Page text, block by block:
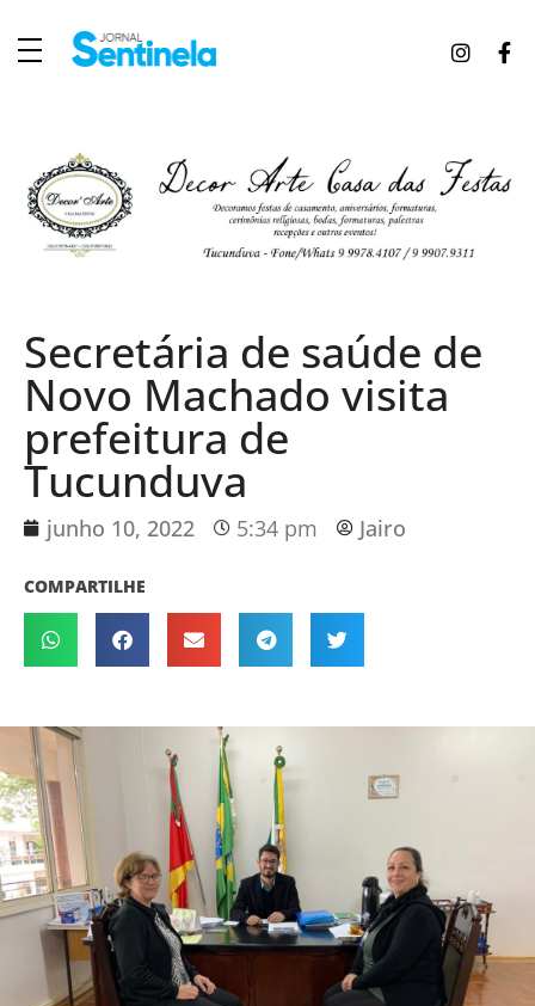
Secretária de saúde de
Novo Machado visita
prefeitura de
Tucunduva
junho 10, 2022 5:34 pm Jairo
COMPARTILHE